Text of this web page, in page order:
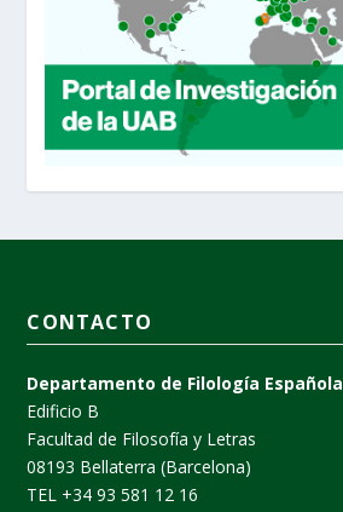
CONTACTO
Departamento de Filología Española
Edificio B
Facultad de Filosofía y Letras
08193 Bellaterra (Barcelona)
TEL +34 93 581 12 16